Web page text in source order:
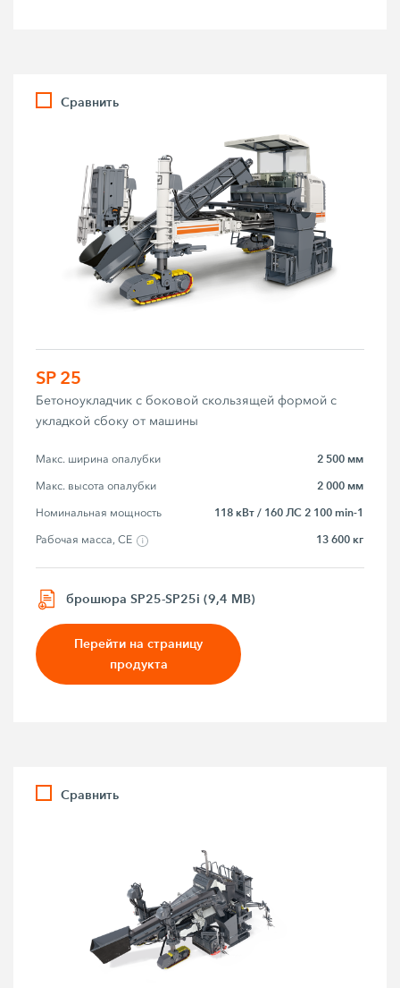
Сравнить
SP 25
Бетоноукладчик с боковой скользящей формой с
укладкой сбоку от машины
Макс. ширина опалубки 2 500 мм
Макс. высота опалубки 2 000 мм
Номинальная мощность 118 кВт / 160 ЛС 2 100 min-1
Рабочая масса, CE 13 600 кг
брошюра SP25-SP25i (9,4 MB)
Перейти на страницу
продукта
Сравнить